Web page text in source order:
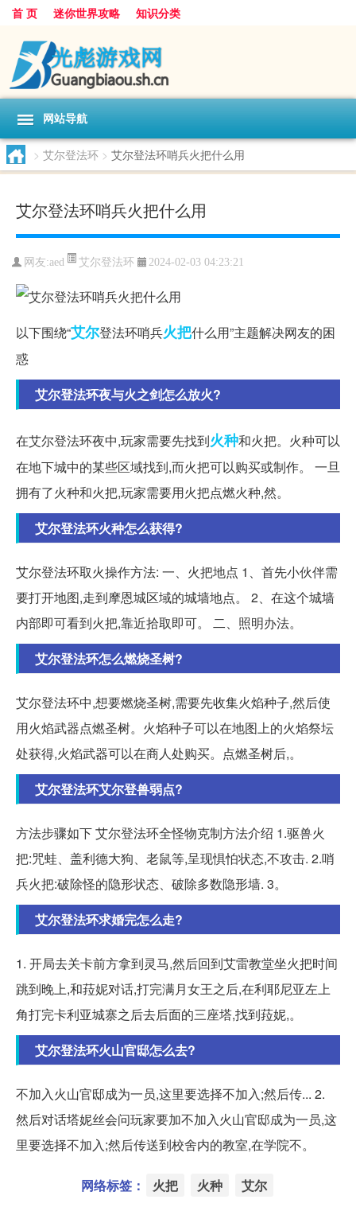
首 页 迷你世界攻略 知识分类
网站导航
> 艾尔登法环 > 艾尔登法环哨兵火把什么用
艾尔登法环哨兵火把什么用
网友:aed 艾尔登法环 2024-02-03 04:23:21
以下围绕“艾尔登法环哨兵火把什么用”主题解决网友的困
惑
艾尔登法环夜与火之剑怎么放火?
在艾尔登法环夜中,玩家需要先找到火种和火把。火种可以
在地下城中的某些区域找到,而火把可以购买或制作。 一旦
拥有了火种和火把,玩家需要用火把点燃火种,然。
艾尔登法环火种怎么获得?
艾尔登法环取火操作方法: 一、火把地点 1、首先小伙伴需
要打开地图,走到摩恩城区域的城墙地点。 2、在这个城墙
内部即可看到火把,靠近拾取即可。 二、照明办法。
艾尔登法环怎么燃烧圣树?
艾尔登法环中,想要燃烧圣树,需要先收集火焰种子,然后使
用火焰武器点燃圣树。火焰种子可以在地图上的火焰祭坛
处获得,火焰武器可以在商人处购买。点燃圣树后,。
艾尔登法环艾尔登兽弱点?
方法步骤如下 艾尔登法环全怪物克制方法介绍 1.驱兽火
把:咒蛙、盖利德大狗、老鼠等,呈现惧怕状态,不攻击. 2.哨
兵火把:破除怪的隐形状态、破除多数隐形墙. 3。
艾尔登法环求婚完怎么走?
1. 开局去关卡前方拿到灵马,然后回到艾雷教堂坐火把时间
跳到晚上,和菈妮对话,打完满月女王之后,在利耶尼亚左上
角打完卡利亚城寨之后去后面的三座塔,找到菈妮,。
艾尔登法环火山官邸怎么去?
不加入火山官邸成为一员,这里要选择不加入;然后传... 2.
然后对话塔妮丝会问玩家要加不加入火山官邸成为一员,这
里要选择不加入;然后传送到校舍内的教室,在学院不。
网络标签： 火把 火种 艾尔